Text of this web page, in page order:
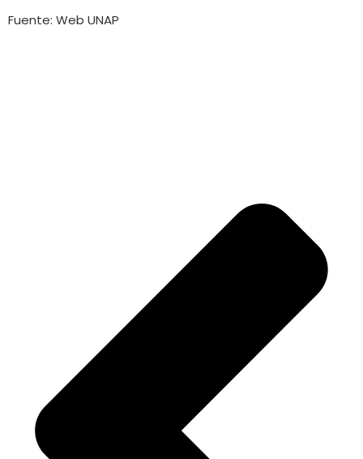
Fuente: Web UNAP